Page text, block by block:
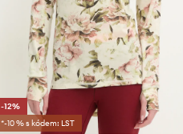
-12%
*-10 % s kódem: LST